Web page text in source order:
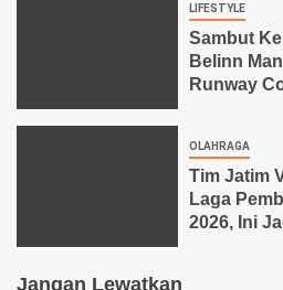
LIFESTYLE
Sambut
Belinn
Runway
OLAHRAGA
Tim Jatim
Laga
2026, Ini
Jangan Lewatkan